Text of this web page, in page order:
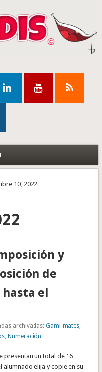
10, 2022
y
de
el
archivadas:Gami-mates
,Numeración
presentan un total de 16
alumnado elija y copie en su